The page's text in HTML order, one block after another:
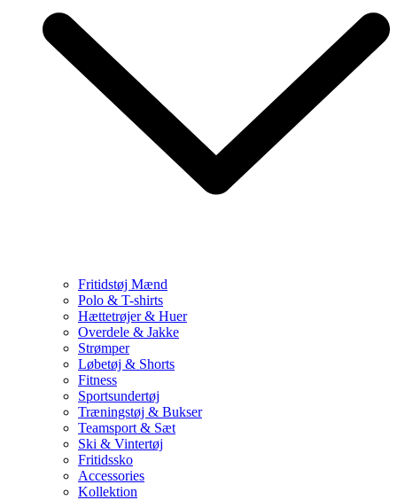
Fritidstøj Mænd
Polo & T-shirts
Hættetrøjer & Huer
Overdele & Jakke
Strømper
Løbetøj & Shorts
Fitness
Sportsundertøj
Træningstøj & Bukser
Teamsport & Sæt
Ski & Vintertøj
Fritidssko
Accessories
Kollektion